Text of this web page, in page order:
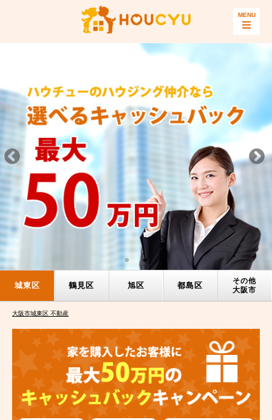
城東区 鶴見区 旭区 都島区
その他
大阪市
大阪市城東区 不動産